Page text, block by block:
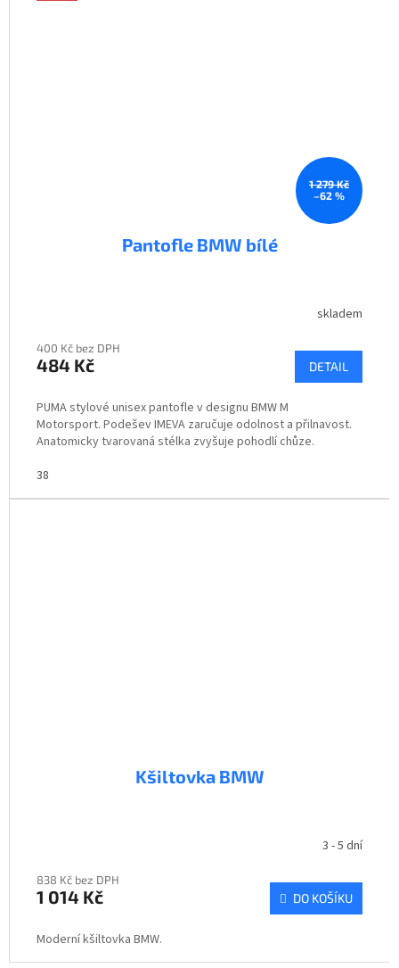
1 279 Kč
–62 %
Pantofle BMW bílé
skladem
400 Kč bez DPH
484 Kč DETAIL
PUMA stylové unisex pantofle v designu BMW M
Motorsport. Podešev IMEVA zaručuje odolnost a přilnavost.
Anatomicky tvarovaná stélka zvyšuje pohodlí chůze.
38
Kšiltovka BMW
3 - 5 dní
838 Kč bez DPH
1 014 Kč DO KOŠÍKU
Moderní kšiltovka BMW.